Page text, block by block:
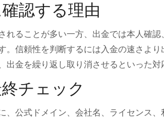
認する理由
れることが多い一方、出金では本人確
。信頼性を判断するには入金の速さよ
出金を繰り返し取り消させるといった対
チェック
、公式ドメイン、会社名、ライセンス